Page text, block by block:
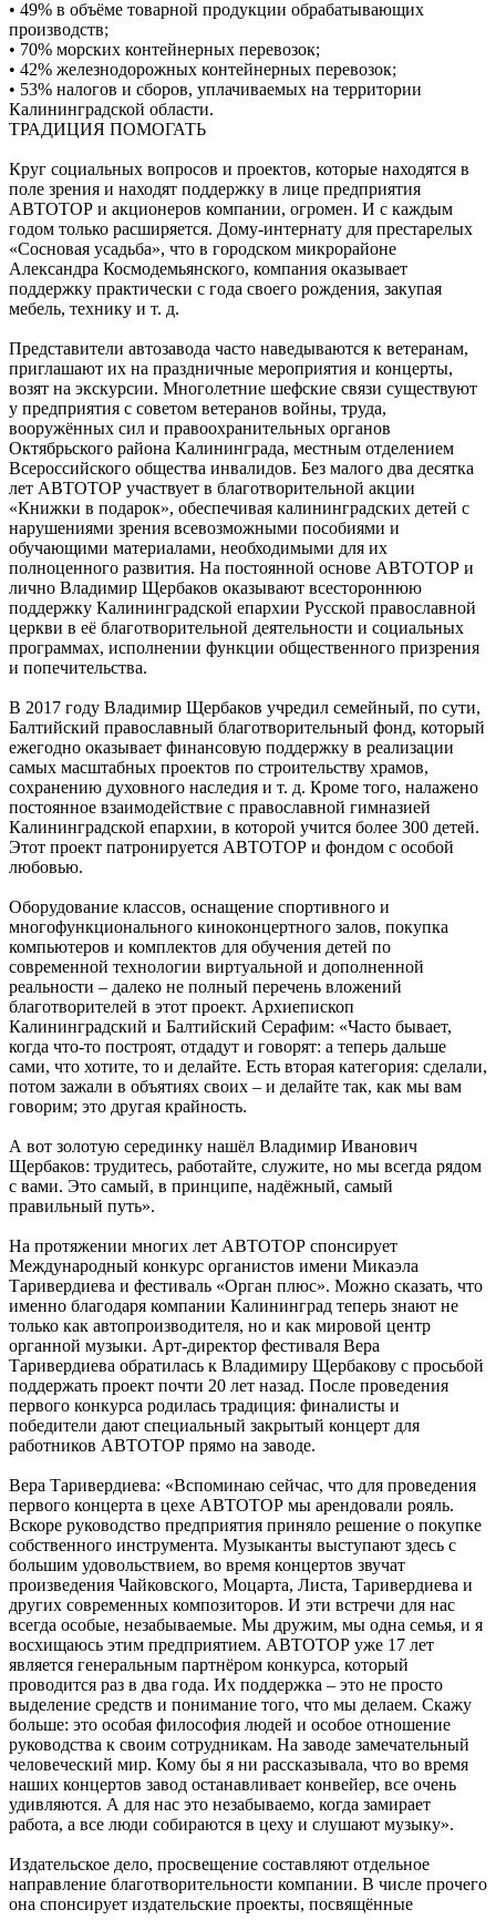
• 49% в объёме товарной продукции обрабатывающих
производств;
• 70% морских контейнерных перевозок;
• 42% железнодорожных контейнерных перевозок;
• 53% налогов и сборов, уплачиваемых на территории
Калининградской области.
ТРАДИЦИЯ ПОМОГАТЬ
Круг социальных вопросов и проектов, которые находятся в
поле зрения и находят поддержку в лице предприятия
АВТОТОР и акционеров компании, огромен. И с каждым
годом только расширяется. Дому-интернату для престарелых
«Сосновая усадьба», что в городском микрорайоне
Александра Космодемьянского, компания оказывает
поддержку практически с года своего рождения, закупая
мебель, технику и т. д.
Представители автозавода часто наведываются к ветеранам,
приглашают их на праздничные мероприятия и концерты,
возят на экскурсии. Многолетние шефские связи существуют
у предприятия с советом ветеранов войны, труда,
вооружённых сил и правоохранительных органов
Октябрьского района Калининграда, местным отделением
Всероссийского общества инвалидов. Без малого два десятка
лет АВТОТОР участвует в благотворительной акции
«Книжки в подарок», обеспечивая калининградских детей с
нарушениями зрения всевозможными пособиями и
обучающими материалами, необходимыми для их
полноценного развития. На постоянной основе АВТОТОР и
лично Владимир Щербаков оказывают всестороннюю
поддержку Калининградской епархии Русской православной
церкви в её благотворительной деятельности и социальных
программах, исполнении функции общественного призрения
и попечительства.
В 2017 году Владимир Щербаков учредил семейный, по сути,
Балтийский православный благотворительный фонд, который
ежегодно оказывает финансовую поддержку в реализации
самых масштабных проектов по строительству храмов,
сохранению духовного наследия и т. д. Кроме того, налажено
постоянное взаимодействие с православной гимназией
Калининградской епархии, в которой учится более 300 детей.
Этот проект патронируется АВТОТОР и фондом с особой
любовью.
Оборудование классов, оснащение спортивного и
многофункционального киноконцертного залов, покупка
компьютеров и комплектов для обучения детей по
современной технологии виртуальной и дополненной
реальности – далеко не полный перечень вложений
благотворителей в этот проект. Архиепископ
Калининградский и Балтийский Серафим: «Часто бывает,
когда что-то построят, отдадут и говорят: а теперь дальше
сами, что хотите, то и делайте. Есть вторая категория: сделали,
потом зажали в объятиях своих – и делайте так, как мы вам
говорим; это другая крайность.
А вот золотую серединку нашёл Владимир Иванович
Щербаков: трудитесь, работайте, служите, но мы всегда рядом
с вами. Это самый, в принципе, надёжный, самый
правильный путь».
На протяжении многих лет АВТОТОР спонсирует
Международный конкурс органистов имени Микаэла
Таривердиева и фестиваль «Орган плюс». Можно сказать, что
именно благодаря компании Калининград теперь знают не
только как автопроизводителя, но и как мировой центр
органной музыки. Арт-директор фестиваля Вера
Таривердиева обратилась к Владимиру Щербакову с просьбой
поддержать проект почти 20 лет назад. После проведения
первого конкурса родилась традиция: финалисты и
победители дают специальный закрытый концерт для
работников АВТОТОР прямо на заводе.
Вера Таривердиева: «Вспоминаю сейчас, что для проведения
первого концерта в цехе АВТОТОР мы арендовали рояль.
Вскоре руководство предприятия приняло решение о покупке
собственного инструмента. Музыканты выступают здесь с
большим удовольствием, во время концертов звучат
произведения Чайковского, Моцарта, Листа, Таривердиева и
других современных композиторов. И эти встречи для нас
всегда особые, незабываемые. Мы дружим, мы одна семья, и я
восхищаюсь этим предприятием. АВТОТОР уже 17 лет
является генеральным партнёром конкурса, который
проводится раз в два года. Их поддержка – это не просто
выделение средств и понимание того, что мы делаем. Скажу
больше: это особая философия людей и особое отношение
руководства к своим сотрудникам. На заводе замечательный
человеческий мир. Кому бы я ни рассказывала, что во время
наших концертов завод останавливает конвейер, все очень
удивляются. А для нас это незабываемо, когда замирает
работа, а все люди собираются в цеху и слушают музыку».
Издательское дело, просвещение составляют отдельное
направление благотворительности компании. В числе прочего
она спонсирует издательские проекты, посвящённые